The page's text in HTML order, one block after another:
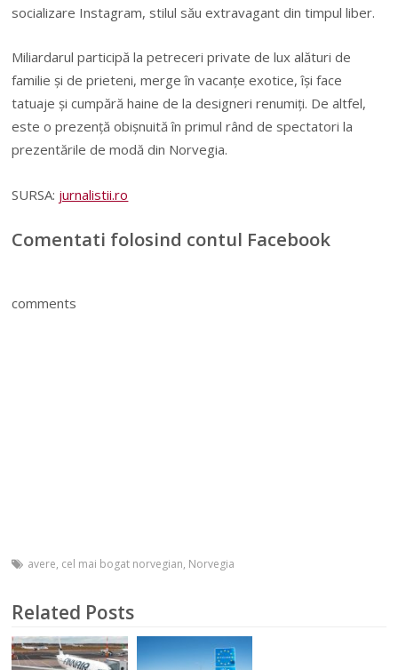
socializare Instagram, stilul său extravagant din timpul liber.
Miliardarul participă la petreceri private de lux alături de
familie și de prieteni, merge în vacanțe exotice, își face
tatuaje și cumpără haine de la designeri renumiți. De altfel,
este o prezență obișnuită în primul rând de spectatori la
prezentările de modă din Norvegia.
SURSA: jurnalistii.ro
Comentati folosind contul Facebook
comments
avere, cel mai bogat norvegian, Norvegia
Related Posts